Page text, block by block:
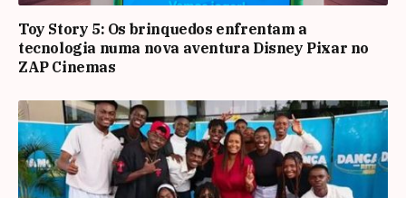
Toy Story 5: Os brinquedos enfrentam a
tecnologia numa nova aventura Disney Pixar no
ZAP Cinemas